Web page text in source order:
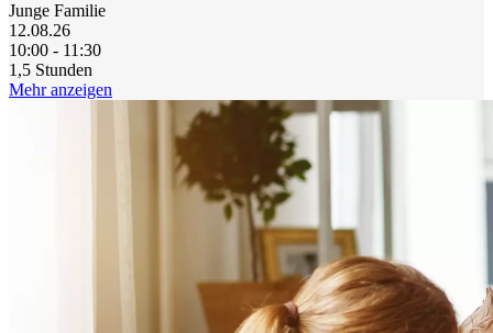
Junge Familie
12.08.26
10:00 - 11:30
1,5 Stunden
Mehr anzeigen